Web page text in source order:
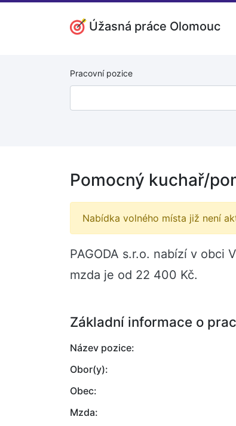
Úžasná práce Olomouc
Pracovní pozice
Pomocný kuchař/
Nabídka volného místa již není
PAGODA s.r.o. nabízí v obci
mzda je od 22 400 Kč.
Základní informace o
Název pozice:
Obor(y):
Obec:
Mzda: